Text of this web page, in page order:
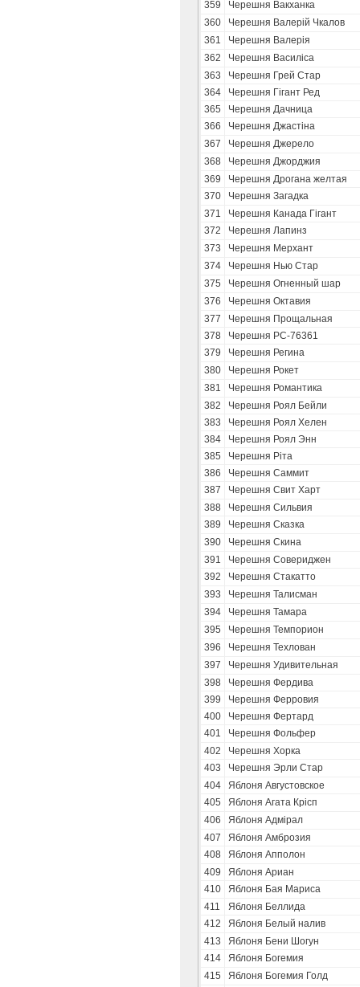
359
Черешня Вакханка
360
Черешня Валерій Чкалов
361
Черешня Валерія
362
Черешня Василіса
363
Черешня Грей Стар
364
Черешня Гігант Ред
365
Черешня Дачница
366
Черешня Джастіна
367
Черешня Джерело
368
Черешня Джорджия
369
Черешня Дрогана желтая
370
Черешня Загадка
371
Черешня Канада Гігант
372
Черешня Лапинз
373
Черешня Мерхант
374
Черешня Нью Стар
375
Черешня Огненный шар
376
Черешня Октавия
377
Черешня Прощальная
378
Черешня РС-76361
379
Черешня Регина
380
Черешня Рокет
381
Черешня Романтика
382
Черешня Роял Бейли
383
Черешня Роял Хелен
384
Черешня Роял Энн
385
Черешня Ріта
386
Черешня Саммит
387
Черешня Свит Харт
388
Черешня Сильвия
389
Черешня Сказка
390
Черешня Скина
391
Черешня Совериджен
392
Черешня Стакатто
393
Черешня Талисман
394
Черешня Тамара
395
Черешня Темпорион
396
Черешня Техлован
397
Черешня Удивительная
398
Черешня Фердива
399
Черешня Ферровия
400
Черешня Фертард
401
Черешня Фольфер
402
Черешня Хорка
403
Черешня Эрли Стар
404
Яблоня Августовское
405
Яблоня Агата Крісп
406
Яблоня Адмірал
407
Яблоня Амброзия
408
Яблоня Апполон
409
Яблоня Ариан
410
Яблоня Бая Мариса
411
Яблоня Беллида
412
Яблоня Белый налив
413
Яблоня Бени Шогун
414
Яблоня Богемия
415
Яблоня Богемия Голд